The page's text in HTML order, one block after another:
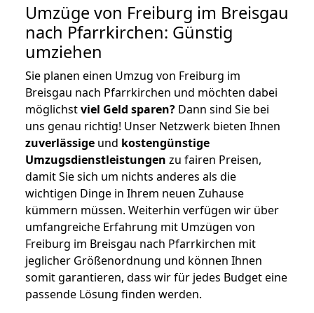
Umzüge von Freiburg im Breisgau
nach Pfarrkirchen: Günstig
umziehen
Sie planen einen Umzug von Freiburg im
Breisgau nach Pfarrkirchen und möchten dabei
möglichstviel Geld sparen? Dann sind Sie bei
uns genau richtig! Unser Netzwerk bieten Ihnen
zuverlässige und kostengünstige
Umzugsdienstleistungen zu fairen Preisen,
damit Sie sich um nichts anderes als die
wichtigen Dinge in Ihrem neuen Zuhause
kümmern müssen. Weiterhin verfügen wir über
umfangreiche Erfahrung mit Umzügen von
Freiburg im Breisgau nach Pfarrkirchen mit
jeglicher Größenordnung und können Ihnen
somit garantieren, dass wir für jedes Budget eine
passende Lösung finden werden.